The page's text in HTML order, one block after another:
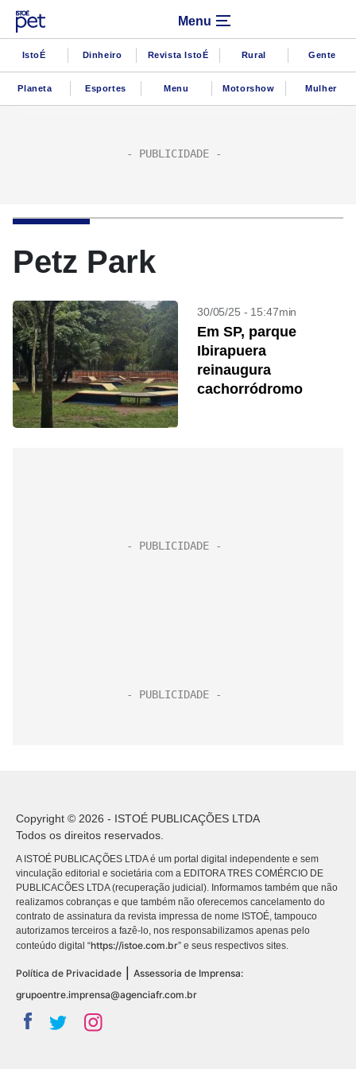
Menu
IstoÉ Dinheiro Revista IstoÉ Rural Gente
Planeta Esportes Menu Motorshow Mulher
Petz Park
30/05/25 - 15:47min
Em SP, parque
Ibirapuera
reinaugura
cachorródromo
Copyright © 2026 - ISTOÉ PUBLICAÇÕES LTDA
Todos os direitos reservados.
A ISTOÉ PUBLICAÇÕES LTDA é um portal digital independente e sem
vinculação editorial e societária com a EDITORA TRES COMÉRCIO DE
PUBLICACÕES LTDA (recuperação judicial). Informamos também que não
realizamos cobranças e que também não oferecemos cancelamento do
contrato de assinatura da revista impressa de nome ISTOÉ, tampouco
autorizamos terceiros a fazê-lo, nos responsabilizamos apenas pelo
conteúdo digital “https://istoe.com.br” e seus respectivos sites.
Política de Privacidade
Assessoria de Imprensa:
grupoentre.imprensa@agenciafr.com.br